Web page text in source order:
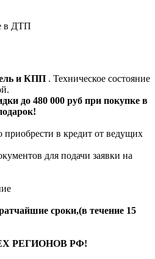
в ДТП
и КПП . Техническое состояние
до 480 000 руб при покупке в
в кредит от ведущих
для подачи заявки на
сроки,(в течение 15
РЕГИОНОВ РФ!